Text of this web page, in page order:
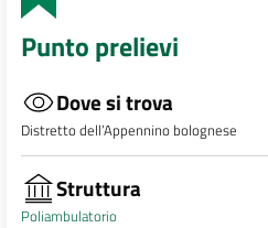
Punto prelievi
Dove si trova
Distretto dell’Appennino bolognese
Struttura
Poliambulatorio